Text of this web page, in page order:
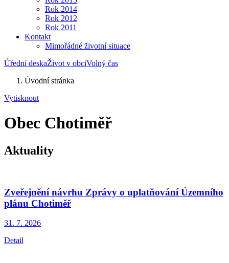
Rok 2014
Rok 2012
Rok 2011
Kontakt
Mimořádné životní situace
Úřední deskaŽivot v obciVolný čas
Úvodní stránka
Vytisknout
Obec Chotiměř
Aktuality
Zveřejnění návrhu Zprávy o uplatňování Územního
plánu Chotiměř
31. 7. 2026
Detail